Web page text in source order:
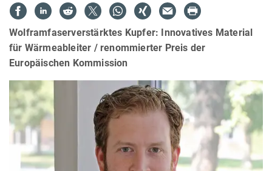
Wolframfaserverstärktes Kupfer: Innovatives Material
für Wärmeableiter / renommierter Preis der
Europäischen Kommission